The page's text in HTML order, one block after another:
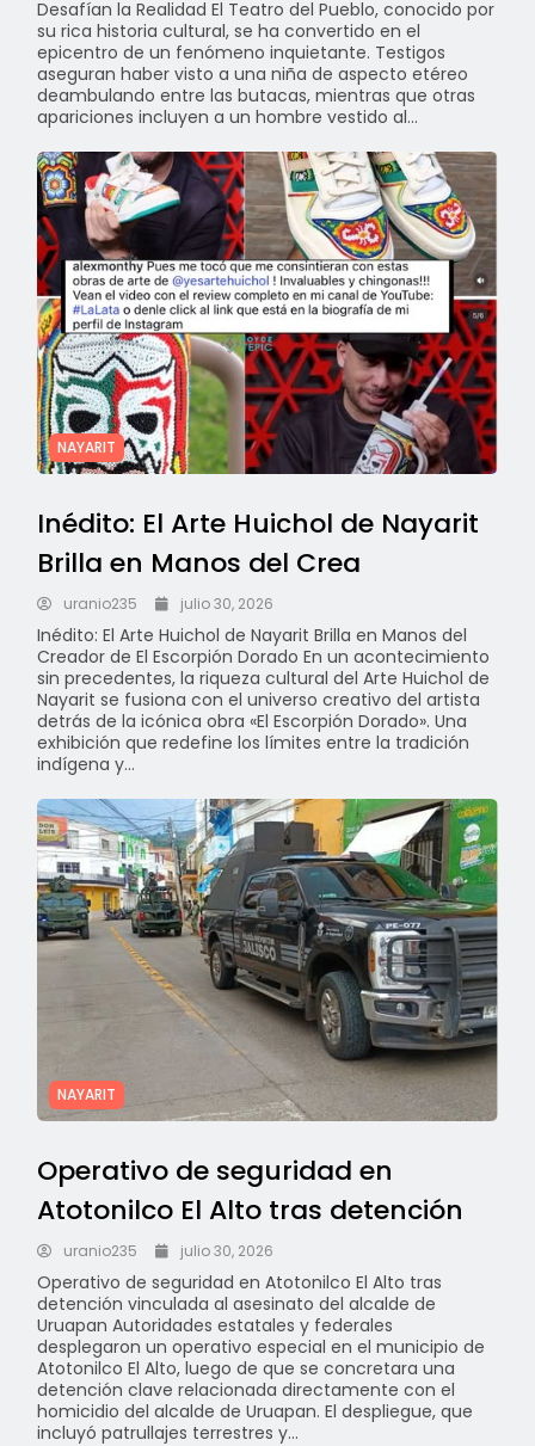
Desafían la Realidad El Teatro del Pueblo, conocido por
su rica historia cultural, se ha convertido en el
epicentro de un fenómeno inquietante. Testigos
aseguran haber visto a una niña de aspecto etéreo
deambulando entre las butacas, mientras que otras
apariciones incluyen a un hombre vestido al...
NAYARIT
Inédito: El Arte Huichol de Nayarit
Brilla en Manos del Crea
uranio235 julio 30, 2026
Inédito: El Arte Huichol de Nayarit Brilla en Manos del
Creador de El Escorpión Dorado En un acontecimiento
sin precedentes, la riqueza cultural del Arte Huichol de
Nayarit se fusiona con el universo creativo del artista
detrás de la icónica obra «El Escorpión Dorado». Una
exhibición que redefine los límites entre la tradición
indígena y...
NAYARIT
Operativo de seguridad en
Atotonilco El Alto tras detención
uranio235 julio 30, 2026
Operativo de seguridad en Atotonilco El Alto tras
detención vinculada al asesinato del alcalde de
Uruapan Autoridades estatales y federales
desplegaron un operativo especial en el municipio de
Atotonilco El Alto, luego de que se concretara una
detención clave relacionada directamente con el
homicidio del alcalde de Uruapan. El despliegue, que
incluyó patrullajes terrestres y...